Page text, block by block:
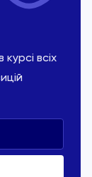
всіх